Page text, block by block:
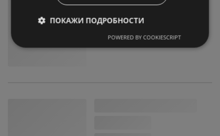
ПОКАЖИ ПОДРОБНОСТИ
POWERED BY COOKIESCRIPT